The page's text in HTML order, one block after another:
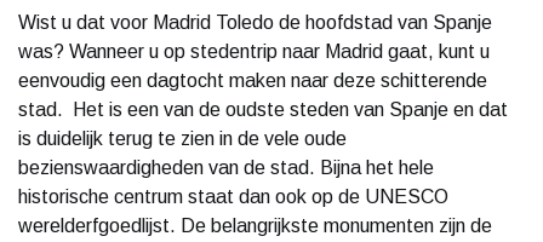
Wist u dat voor Madrid Toledo de hoofdstad van Spanje
was? Wanneer u op stedentrip naar Madrid gaat, kunt u
eenvoudig een dagtocht maken naar deze schitterende
stad. Het is een van de oudste steden van Spanje en dat
is duidelijk terug te zien in de vele oude
bezienswaardigheden van de stad. Bijna het hele
historische centrum staat dan ook op de UNESCO
werelderfgoedlijst. De belangrijkste monumenten zijn de